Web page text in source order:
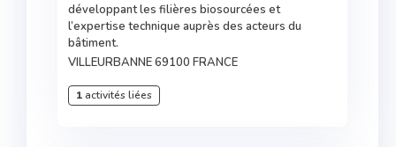
développant les filières biosourcées et
l’expertise technique auprès des acteurs du
bâtiment.
VILLEURBANNE 69100 FRANCE
1activités liées